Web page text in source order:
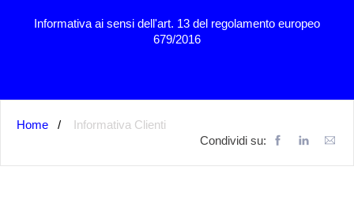
Informativa ai sensi dell'art. 13 del regolamento europeo
679/2016
Home
Informativa Clienti
Condividi su: